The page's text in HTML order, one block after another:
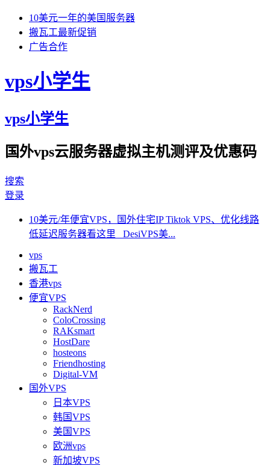
10美元一年的美国服务器
搬瓦工最新促销
广告合作
vps小学生
vps小学生
国外vps云服务器虚拟主机测评及优惠码
搜索
登录
10美元/年便宜VPS，国外住宅IP Tiktok VPS、优化线路
低延迟服务器看这里 DesiVPS美...
vps
搬瓦工
香港vps
便宜VPS
RackNerd
ColoCrossing
RAKsmart
HostDare
hosteons
Friendhosting
Digital-VM
国外VPS
日本VPS
韩国VPS
美国VPS
欧洲vps
新加坡VPS